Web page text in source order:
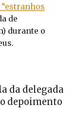
de
durante o
da delegada
depoimento